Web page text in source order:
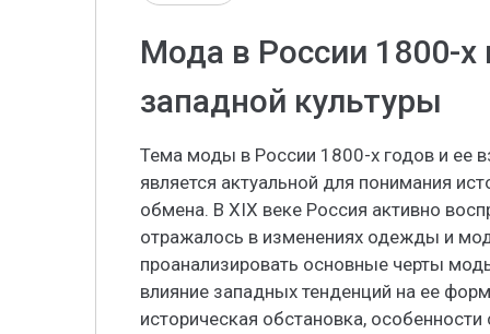
Мода в России 1800-х
западной культуры
Тема моды в России 1800-х годов и ее
является актуальной для понимания
обмена. В XIX веке Россия активно
отражалось в изменениях одежды и
проанализировать основные черты
влияние западных тенденций на ее
историческая обстановка,